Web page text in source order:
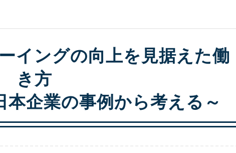
イングの向上を見据えた働
き方
本企業の事例から考える～